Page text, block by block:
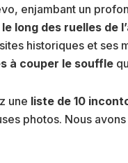
enjambant un
long des ruelles de
historiques et ses
à couper le souffle
une liste de 10
photos. Nous